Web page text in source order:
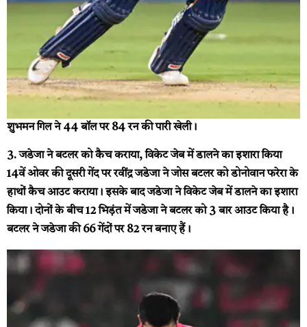
शुभमन गिल ने 44 बॉल पर 84 रन की पारी खेली।
3. जडेजा ने बटलर को कैच कराया, विकेट जेब में डालने का इशारा किया
14वें ओवर की दूसरी गेंद पर रवींद्र जडेजा ने जोस बटलर को डोनोवान फरेरा के
हाथों कैच आउट कराया। इसके बाद जडेजा ने विकेट जेब में डालने का इशारा
किया। दोनों के बीच 12 भिड़ंत में जडेजा ने बटलर को 3 बार आउट किया है।
बटलर ने जडेजा की 66 गेंदों पर 82 रन बनाए हैं।